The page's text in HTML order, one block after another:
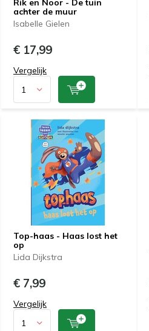
Rik en Noor - De tuin
achter de muur
Isabelle Gielen
€ 17,99
Vergelijk
Top-haas - Haas lost het
op
Lida Dijkstra
€ 7,99
Vergelijk